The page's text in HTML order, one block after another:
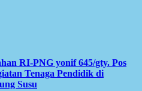
RI-PNG yonif 645/gty. Pos
Tenaga Pendidik di
Susu